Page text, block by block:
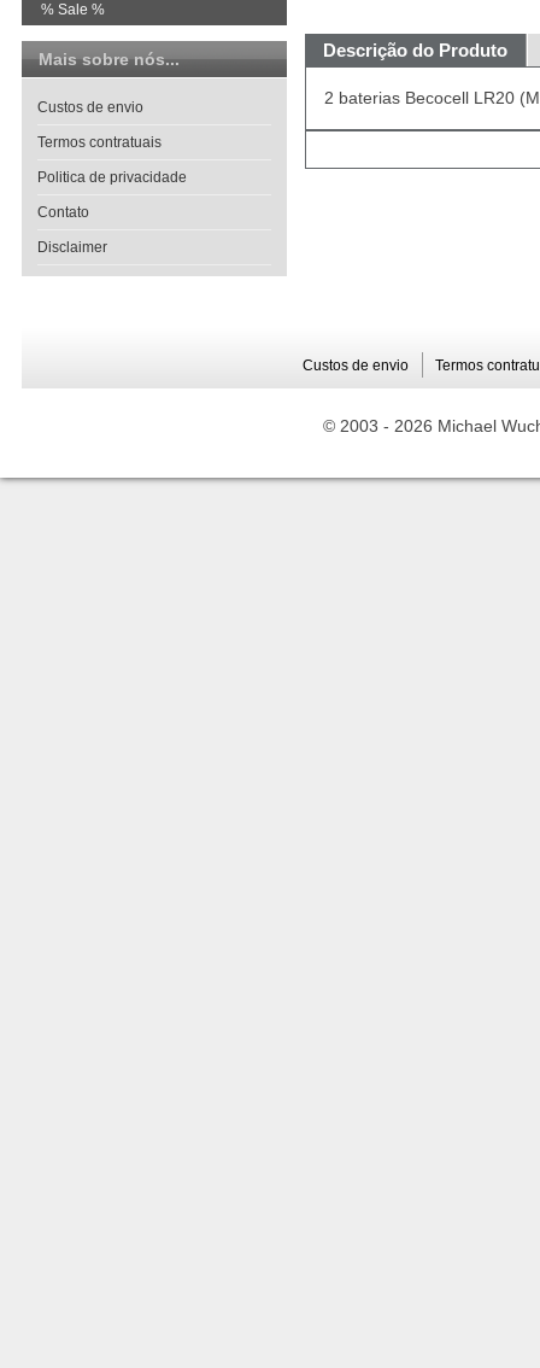
Descrição do Produto
2 baterias Becocell LR20
% Sale %
Mais sobre nós...
Custos de envio
Termos contratuais
Politica de privacidade
Contato
Disclaimer
Custos de envio Termos
© 2003 - 2026 Michael